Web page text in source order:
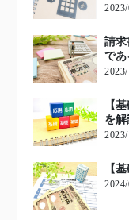
請求
であ
【
を解
【